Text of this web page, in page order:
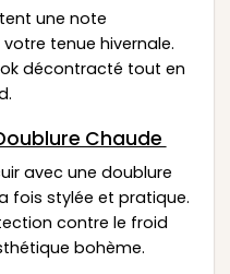
une note
tenue hivernale.
décontracté tout en
Chaude
avec une doublure
fois stylée et pratique.
contre le froid
bohème.